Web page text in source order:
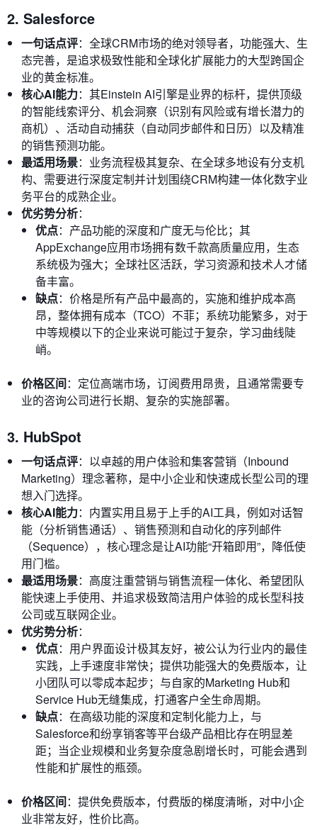
2. Salesforce
一句话点评：全球CRM市场的绝对领导者，功能强大、生
态完善，是追求极致性能和全球化扩展能力的大型跨国企
业的黄金标准。
核心AI能力：其Einstein AI引擎是业界的标杆，提供顶级
的智能线索评分、机会洞察（识别有风险或有增长潜力的
商机）、活动自动捕获（自动同步邮件和日历）以及精准
的销售预测功能。
最适用场景：业务流程极其复杂、在全球多地设有分支机
构、需要进行深度定制并计划围绕CRM构建一体化数字业
务平台的成熟企业。
优劣势分析：
优点：产品功能的深度和广度无与伦比；其
AppExchange应用市场拥有数千款高质量应用，生态
系统极为强大；全球社区活跃，学习资源和技术人才储
备丰富。
缺点：价格是所有产品中最高的，实施和维护成本高
昂，整体拥有成本（TCO）不菲；系统功能繁多，对于
中等规模以下的企业来说可能过于复杂，学习曲线陡
峭。
价格区间：定位高端市场，订阅费用昂贵，且通常需要专
业的咨询公司进行长期、复杂的实施部署。
3. HubSpot
一句话点评：以卓越的用户体验和集客营销（Inbound
Marketing）理念著称，是中小企业和快速成长型公司的理
想入门选择。
核心AI能力：内置实用且易于上手的AI工具，例如对话智
能（分析销售通话）、销售预测和自动化的序列邮件
（Sequence），核心理念是让AI功能“开箱即用”，降低使
用门槛。
最适用场景：高度注重营销与销售流程一体化、希望团队
能快速上手使用、并追求极致简洁用户体验的成长型科技
公司或互联网企业。
优劣势分析：
优点：用户界面设计极其友好，被公认为行业内的最佳
实践，上手速度非常快；提供功能强大的免费版本，让
小团队可以零成本起步；与自家的Marketing Hub和
Service Hub无缝集成，打通客户全生命周期。
缺点：在高级功能的深度和定制化能力上，与
Salesforce和纷享销客等平台级产品相比存在明显差
距；当企业规模和业务复杂度急剧增长时，可能会遇到
性能和扩展性的瓶颈。
价格区间：提供免费版本，付费版的梯度清晰，对中小企
业非常友好，性价比高。